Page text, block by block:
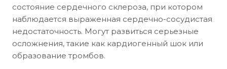
состояние сердечного склероза, при котором
наблюдается выраженная сердечно-сосудистая
недостаточность. Могут развиться серьезные
осложнения, такие как кардиогенный шок или
образование тромбов.